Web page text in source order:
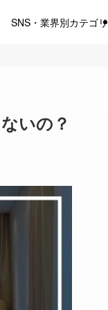
SNS・業界別カテゴリ
いの？